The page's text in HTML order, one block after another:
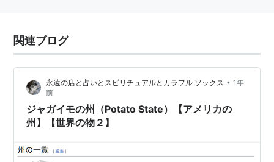
関連ブログ
永遠の店と占いとスピリチュアルとカラフル ソックス • 1年
前
ジャガイモの州（Potato State）【アメリカの
州】【世界の物２】